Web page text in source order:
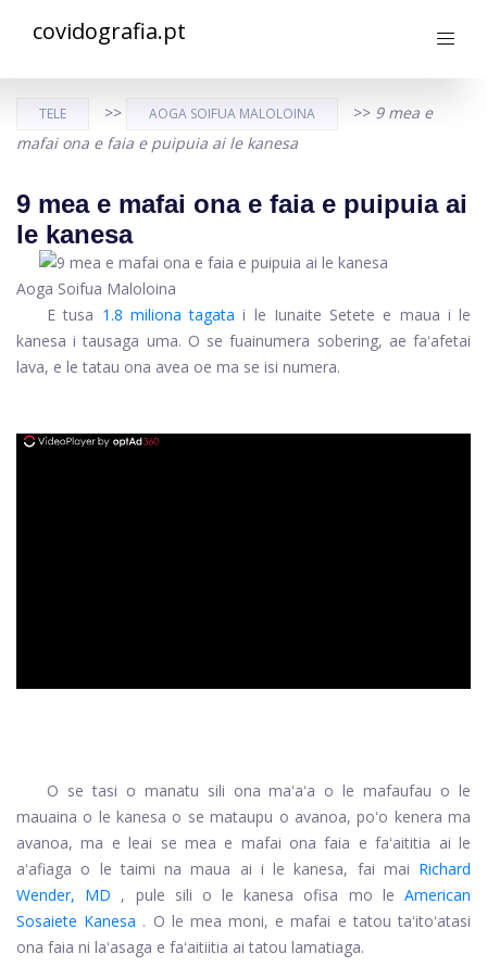
covidografia.pt
TELE >> AOGA SOIFUA MALOLOINA >> 9 mea e
mafai ona e faia e puipuia ai le kanesa
9 mea e mafai ona e faia e puipuia ai
le kanesa
Aoga Soifua Maloloina
E tusa 1.8 miliona tagata i le Iunaite Setete e maua i le
kanesa i tausaga uma. O se fuainumera sobering, ae faʻafetai
lava, e le tatau ona avea oe ma se isi numera.
O se tasi o manatu sili ona maʻaʻa o le mafaufau o le
mauaina o le kanesa o se mataupu o avanoa, poʻo kenera ma
avanoa, ma e leai se mea e mafai ona faia e faʻaititia ai le
aʻafiaga o le taimi na maua ai i le kanesa, fai mai Richard
Wender, MD , pule sili o le kanesa ofisa mo le American
Sosaiete Kanesa . O le mea moni, e mafai e tatou taʻitoʻatasi
ona faia ni laʻasaga e faʻaitiitia ai tatou lamatiaga.